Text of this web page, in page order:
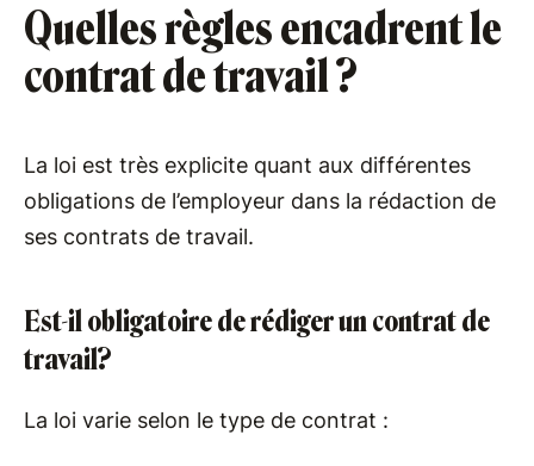
Quelles règles encadrent le
contrat de travail ?
La loi est très explicite quant aux différentes
obligations de l’employeur dans la rédaction de
ses contrats de travail.
Est-il obligatoire de rédiger un contrat de
travail?
La loi varie selon le type de contrat :